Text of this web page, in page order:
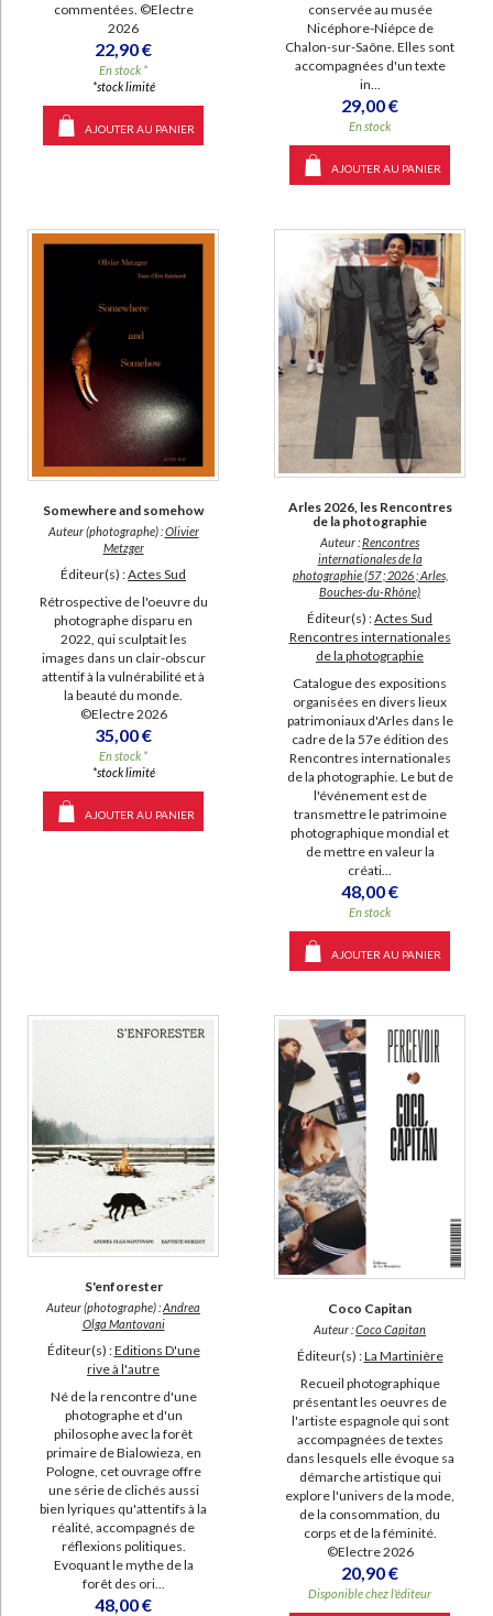
commentées. ©Electre
2026
22,90 €
En stock *
*stock limité
AJOUTER AU PANIER
conservée au musée
Nicéphore-Niépce de
Chalon-sur-Saône. Elles sont
accompagnées d'un texte
in...
29,00 €
En stock
AJOUTER AU PANIER
Somewhere and somehow
Auteur (photographe) :Olivier
Metzger
Éditeur(s) :Actes Sud
Rétrospective de l'oeuvre du
photographe disparu en
2022, qui sculptait les
images dans un clair-obscur
attentif à la vulnérabilité et à
la beauté du monde.
©Electre 2026
35,00 €
En stock *
*stock limité
AJOUTER AU PANIER
Arles 2026, les Rencontres
de la photographie
Auteur :Rencontres
internationales de la
photographie (57 ; 2026 ; Arles,
Bouches-du-Rhône)
Éditeur(s) :Actes Sud
Rencontres internationales
de la photographie
Catalogue des expositions
organisées en divers lieux
patrimoniaux d'Arles dans le
cadre de la 57e édition des
Rencontres internationales
de la photographie. Le but de
l'événement est de
transmettre le patrimoine
photographique mondial et
de mettre en valeur la
créati...
48,00 €
En stock
AJOUTER AU PANIER
S'enforester
Auteur (photographe) :Andrea
Olga Mantovani
Éditeur(s) :Editions D'une
rive à l'autre
Né de la rencontre d'une
photographe et d'un
philosophe avec la forêt
primaire de Bialowieza, en
Pologne, cet ouvrage offre
une série de clichés aussi
bien lyriques qu'attentifs à la
réalité, accompagnés de
réflexions politiques.
Evoquant le mythe de la
forêt des ori...
48,00 €
Coco Capitan
Auteur :Coco Capitan
Éditeur(s) :La Martinière
Recueil photographique
présentant les oeuvres de
l'artiste espagnole qui sont
accompagnées de textes
dans lesquels elle évoque sa
démarche artistique qui
explore l'univers de la mode,
de la consommation, du
corps et de la féminité.
©Electre 2026
20,90 €
Disponible chez l'éditeur